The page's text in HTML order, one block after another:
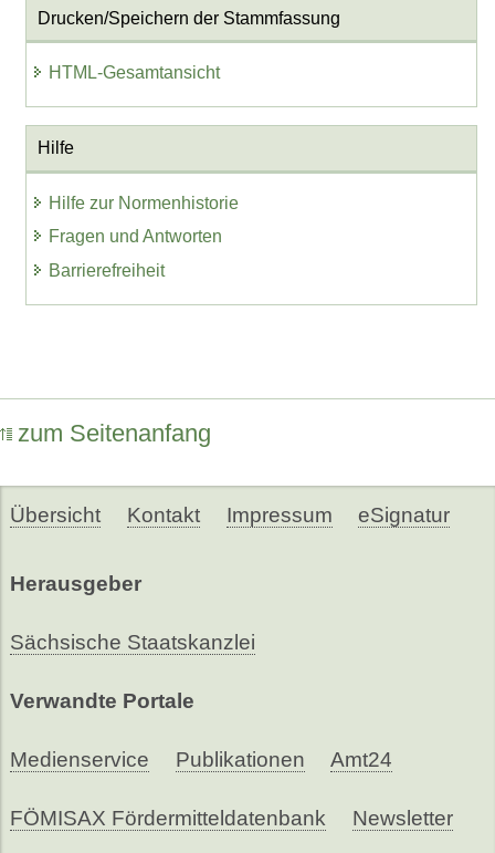
Drucken/Speichern der Stammfassung
HTML-Gesamtansicht
Hilfe
Hilfe zur Normenhistorie
Fragen und Antworten
Barrierefreiheit
zum Seitenanfang
Übersicht Kontakt Impressum eSignatur
Herausgeber
Sächsische Staatskanzlei
Verwandte Portale
Medienservice Publikationen Amt24
FÖMISAX Fördermitteldatenbank Newsletter